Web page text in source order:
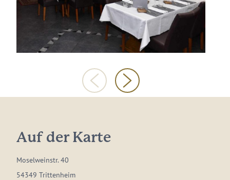
Auf der Karte
Moselweinstr. 40
54349 Trittenheim